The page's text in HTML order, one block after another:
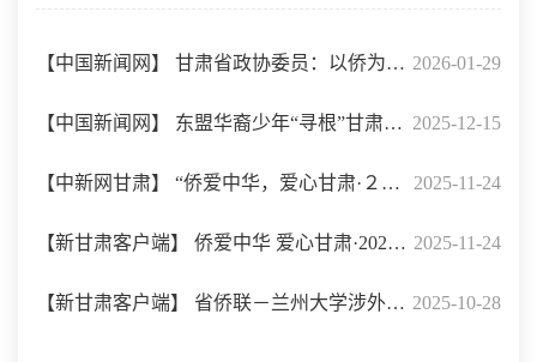
2026-01-29
【中国新闻网】 甘肃省政协委员：以侨为
桥，扩大“十五五”对外开放 2025-12-15
【中国新闻网】 东盟华裔少年“寻根”甘肃：
足迹所至 情牵山海 2025-11-24
【中新网甘肃】 “侨爱中华，爱心甘肃·２０
２５海内外公益组织革命老区行”在庆阳举行 2025-11-24
【新甘肃客户端】 侨爱中华 爱心甘肃·2025
海内外公益组织革命老区（庆阳）行活动举 2025-10-28
【新甘肃客户端】 省侨联－兰州大学涉外法